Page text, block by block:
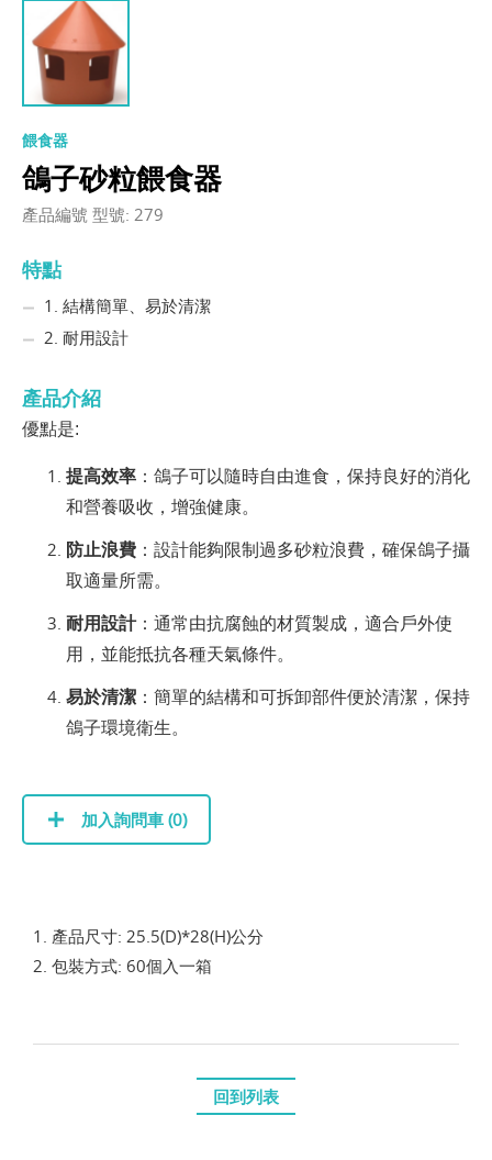
餵食器
鴿子砂粒餵食器
產品編號 型號: 279
特點
1. 結構簡單、易於清潔
2. 耐用設計
產品介紹
優點是:
提高效率 ：鴿子可以隨時自由進食，保持良好的消化
和營養吸收，增強健康。
防止浪費 ：設計能夠限制過多砂粒浪費，確保鴿子攝
取適量所需。
耐用設計：通常由抗腐蝕的材質製成，適合戶外使
用，並能抵抗各種天氣條件。
易於清潔 ：簡單的結構和可拆卸部件便於清潔，保持
鴿子環境衛生。
加入詢問車 (0)
1. 產品尺寸: 25.5(D)*28(H)公分
2. 包裝方式: 60個入一箱
回到列表